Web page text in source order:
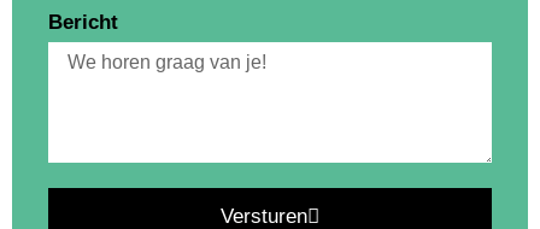
Bericht
Versturen